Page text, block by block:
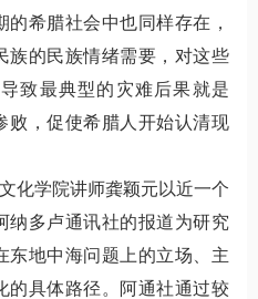
希腊社会中也同样存在，
族的民族情绪需要，对这些
致最典型的灾难后果就是
败，促使希腊人开始认清现
化学院讲师龚颖元以近一个
纳多卢通讯社的报道为研究
东地中海问题上的立场、主
的具体路径。阿通社通过较